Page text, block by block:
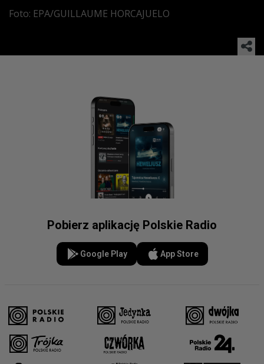
Foto: EPA/GUILLAUME HORCAJUELO
Pobierz aplikację Polskie Radio
Google Play App Store